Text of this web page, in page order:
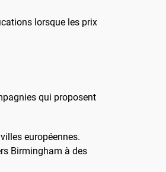
lorsque les prix
qui proposent
européennes.
Birmingham à des